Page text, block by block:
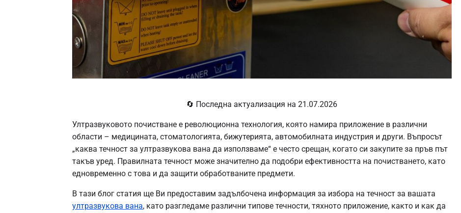
🔄 Последна актуализация на 21.07.2026
Ултразвуковото почистване е революционна технология, която намира приложение в различни
области – медицината, стоматологията, бижутерията, автомобилната индустрия и други. Въпросът
„каква течност за ултразвукова вана да използваме“ е често срещан, когато си закупите за пръв път
такъв уред. Правилната течност може значително да подобри ефективността на почистването, като
едновременно с това и да защити обработваните предмети.
В тази блог статия ще Ви предоставим задълбочена информация за избора на течност за вашата
ултразвукова вана, като разгледаме различни типове течности, тяхното приложение, както и как да